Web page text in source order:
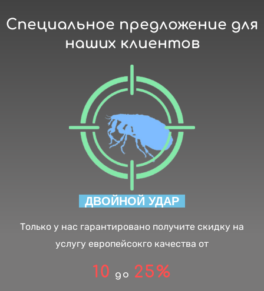
Специальное предложение для
наших клиентов
ДВОЙНОЙ УДАР
Только у нас гарантировано получите скидку на
услугу европейсокго качества от
10 до 25%